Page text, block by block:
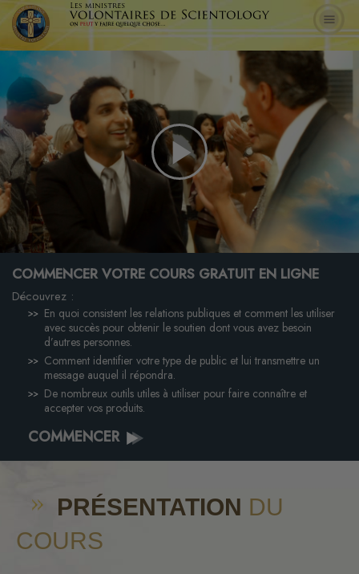
Play
Video
COMMENCER VOTRE COURS GRATUIT EN LIGNE
Découvrez :
En quoi consistent les relations publiques et comment les utiliser
avec succès pour obtenir le soutien dont vous avez besoin
d’autres personnes.
Comment identifier votre type de public et lui transmettre un
message auquel il répondra.
De nombreux outils utiles à utiliser pour faire connaître et
accepter vos produits.
COMMENCER
PRÉSENTATION DU
COURS